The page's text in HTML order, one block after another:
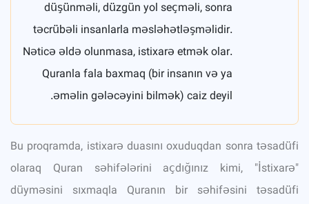
düşünməli, düzgün yol seçməli, sonra
təcrübəli insanlarla məsləhətləşməlidir.
Nəticə əldə olunmasa, istixarə etmək olar.
Quranla fala baxmaq (bir insanın və ya
əməlin gələcəyini bilmək) caiz deyil.
Bu proqramda, istixarə duasını oxuduqdan sonra təsadüfi
olaraq Quran səhifələrini açdığınız kimi, "İstixarə"
düyməsini sıxmaqla Quranın bir səhifəsini təsadüfi